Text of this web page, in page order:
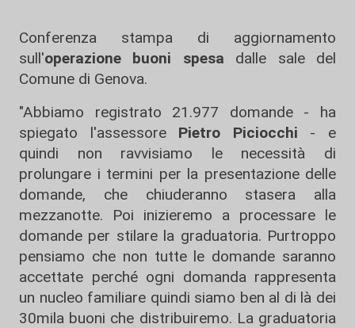
Conferenza stampa di aggiornamento
sull'operazione buoni spesa dalle sale del
Comune di Genova.
"Abbiamo registrato 21.977 domande - ha
spiegato l'assessore Pietro Piciocchi - e
quindi non ravvisiamo le necessità di
prolungare i termini per la presentazione delle
domande, che chiuderanno stasera alla
mezzanotte. Poi inizieremo a processare le
domande per stilare la graduatoria. Purtroppo
pensiamo che non tutte le domande saranno
accettate perché ogni domanda rappresenta
un nucleo familiare quindi siamo ben al di là dei
30mila buoni che distribuiremo. La graduatoria